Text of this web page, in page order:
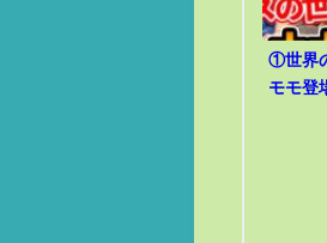
①世界
モモ登